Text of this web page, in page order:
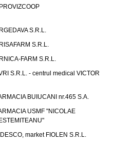
S.R.L.
S.R.L.
FARM S.R.L.
S.R.L. - centrul medical VICTOR
BUIUCANI nr.465 S.A.
USMF "NICOLAE
market FIOLEN S.R.L.